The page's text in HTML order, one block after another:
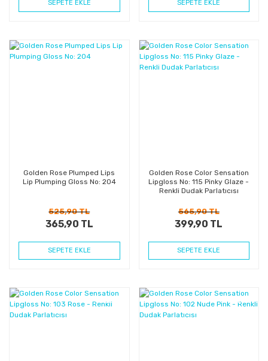
SEPETE EKLE SEPETE EKLE
Golden Rose Plumped Lips
Lip Plumping Gloss No: 204
525,90 TL
365,90 TL
SEPETE EKLE
Golden Rose Color Sensation
Lipgloss No: 115 Pinky Glaze -
Renkli Dudak Parlatıcısı
565,90 TL
399,90 TL
SEPETE EKLE
%29
%29